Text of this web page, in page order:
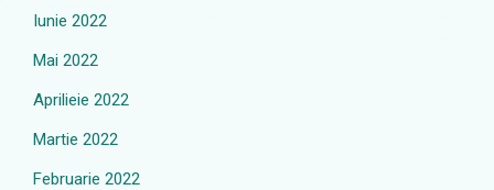
Iunie 2022
Mai 2022
Aprilieie 2022
Martie 2022
Februarie 2022